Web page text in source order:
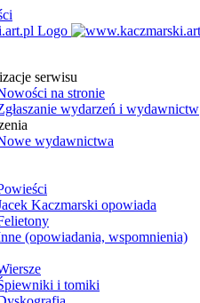
serwisu
na stronie
wydarzeń i wydawnictw
wydawnictwa
Kaczmarski opowiada
(opowiadania, wspomnienia)
i tomiki